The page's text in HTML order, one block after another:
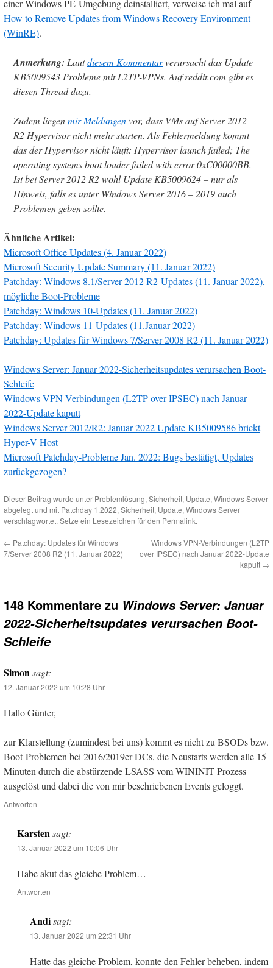
einer Windows PE-Umgebung deinstalliert, verweise ich mal auf
How to Remove Updates from Windows Recovery Environment
(WinRE).
Anmerkung: Lautdiesem Kommentarverursacht das Update
KB5009543 Probleme mit L2TP-VPNs. Auf reddit.com gibt es
diesen Thread dazu.
Zudem liegenmir Meldungenvor, dass VMs auf Server 2012
R2 Hypervisor nicht mehr starten. Als Fehlermeldung kommt
das der Hypervisor nicht läuft: Hypervisor launch failed; The
operating systems boot loader failed with error 0xC00000BB.
Ist bei Server 2012 R2 wohl Update KB5009624 – nur als
Hinweis, falls es unter Windows Server 2016 – 2019 auch
Problemen geben sollte.
Ähnliche Artikel:
Microsoft Office Updates (4. Januar 2022)
Microsoft Security Update Summary (11. Januar 2022)
Patchday: Windows 8.1/Server 2012 R2-Updates (11. Januar 2022),
mögliche Boot-Probleme
Patchday: Windows 10-Updates (11. Januar 2022)
Patchday: Windows 11-Updates (11.Januar 2022)
Patchday: Updates für Windows 7/Server 2008 R2 (11. Januar 2022)
Windows Server: Januar 2022-Sicherheitsupdates verursachen Boot-
Schleife
Windows VPN-Verbindungen (L2TP over IPSEC) nach Januar
2022-Update kaputt
Windows Server 2012/R2: Januar 2022 Update KB5009586 brickt
Hyper-V Host
Microsoft Patchday-Probleme Jan. 2022: Bugs bestätigt, Updates
zurückgezogen?
Dieser Beitrag wurde unter Problemlösung, Sicherheit, Update, Windows Server
abgelegt und mit Patchday 1.2022, Sicherheit, Update, Windows Server
verschlagwortet. Setze ein Lesezeichen für den Permalink.
← Patchday: Updates für Windows
7/Server 2008 R2 (11. Januar 2022)
Windows VPN-Verbindungen (L2TP
over IPSEC) nach Januar 2022-Update
kaputt →
148 Kommentare zu Windows Server: Januar
2022-Sicherheitsupdates verursachen Boot-
Schleife
Simonsagt:
12. Januar 2022 um 10:28 Uhr
Hallo Günter,
zur Klarstellung (zumindest bei uns) kommt es nicht zu BSODs bzw.
Boot-Problemen bei 2016/2019er DCs, die Neustarts werden alle 15
Minuten durch die abstürzende LSASS vom WININIT Prozess
ausgelöst und dabei die von mir beschriebenen Events geloggt.
Antworten
Karsten sagt:
13. Januar 2022 um 10:06 Uhr
Habe akut das gleiche Problem…
Antworten
Andi sagt:
13. Januar 2022 um 22:31 Uhr
Hatte das gleiche Problem, konnte den Fehler beheben, indem